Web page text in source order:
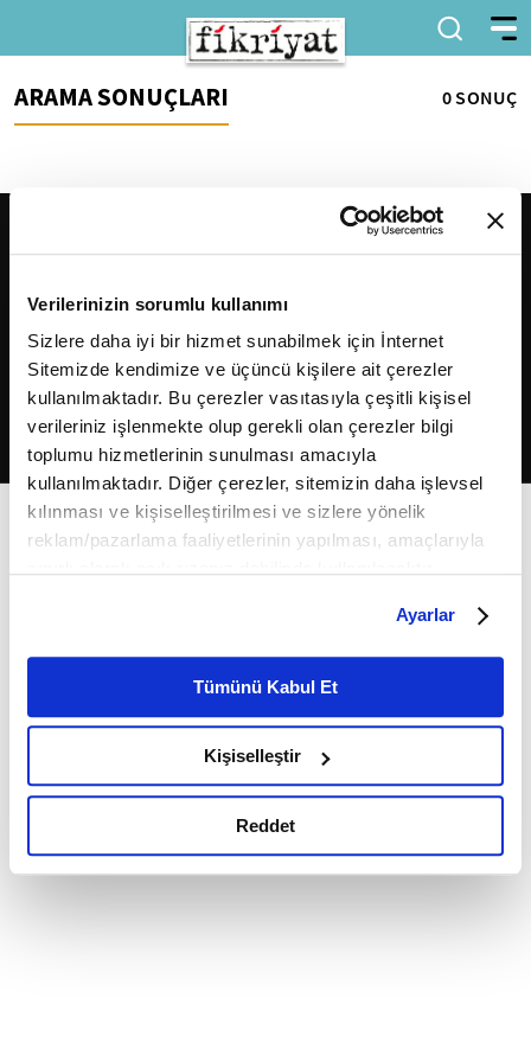
Verilerinizin sorumlu kullanımı
Sizlere daha iyi bir hizmet sunabilmek için İnternet
Sitemizde kendimize ve üçüncü kişilere ait çerezler
kullanılmaktadır. Bu çerezler vasıtasıyla çeşitli kişisel
verileriniz işlenmekte olup gerekli olan çerezler bilgi
toplumu hizmetlerinin sunulması amacıyla
kullanılmaktadır. Diğer çerezler, sitemizin daha işlevsel
kılınması ve kişiselleştirilmesi ve sizlere yönelik
reklam/pazarlama faaliyetlerinin yapılması, amaçlarıyla
belirleyebilirsiniz. Çerezlere ilişkin detaylı bilgi için
Ayarlar butonuna tıklayabilir,Çerez Bilgilendirme
Metnimizi ziyaret edebilirsiniz.
6698 sayılı Kişisel Verilerin Korunması Kanunu uyarınca
okumak ve sitemizi ziyaretiniz kapsamında
gerçekleştirilen veri işleme faaliyetleri ile ilgili daha
detaylı bilgi almak için lütfentıklayınız.
Ayarlar
Tümünü Kabul Et
Kişiselleştir
Reddet
ARAMA SONUÇLARI 0 SONUÇ
2026Fikriyat. Tüm hakları saklıdır.